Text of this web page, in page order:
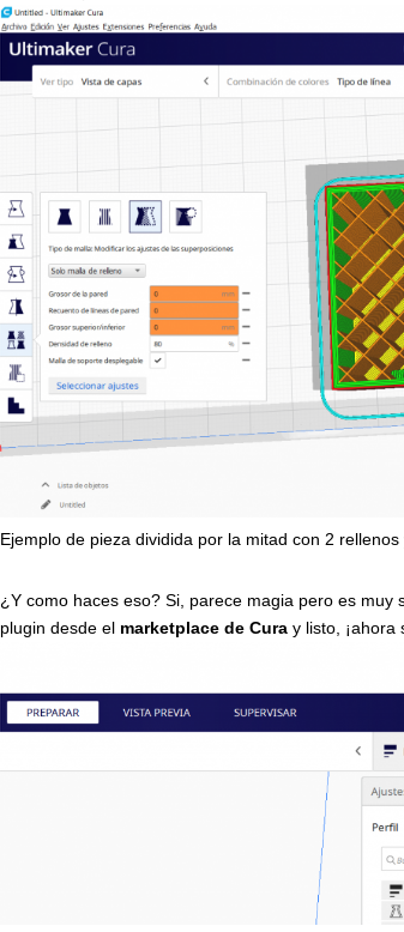
Ejemplo de pieza dividida por la mitad con 2
¿Y como haces eso? Si, parece magia pero es muy
plugin desde el marketplace de Cura y listo, ¡ahora